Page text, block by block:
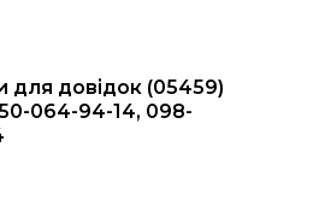
придатний,
безмежно
Як
лісівник став
для довідок (05459)
064-94-14, 098-